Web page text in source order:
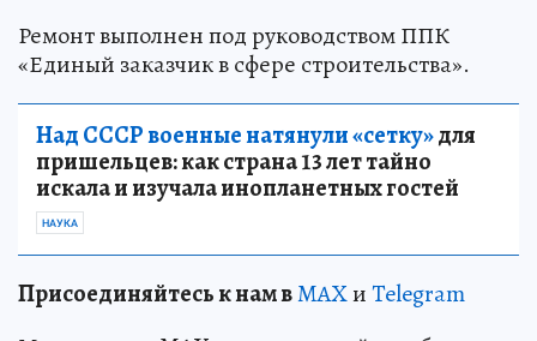
Ремонт выполнен под руководством ППК
«Единый заказчик в сфере строительства».
Над СССР военные натянули «сетку»для
пришельцев: как страна 13 лет тайно
искала и изучала инопланетных гостей
НАУКА
Присоединяйтесь к нам вMAXиTelegram